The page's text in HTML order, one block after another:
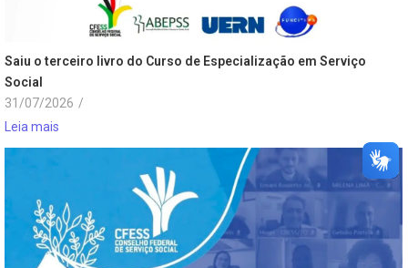
Saiu o terceiro livro do Curso de Especialização em Serviço
Social
31/07/2026 /
Leia mais